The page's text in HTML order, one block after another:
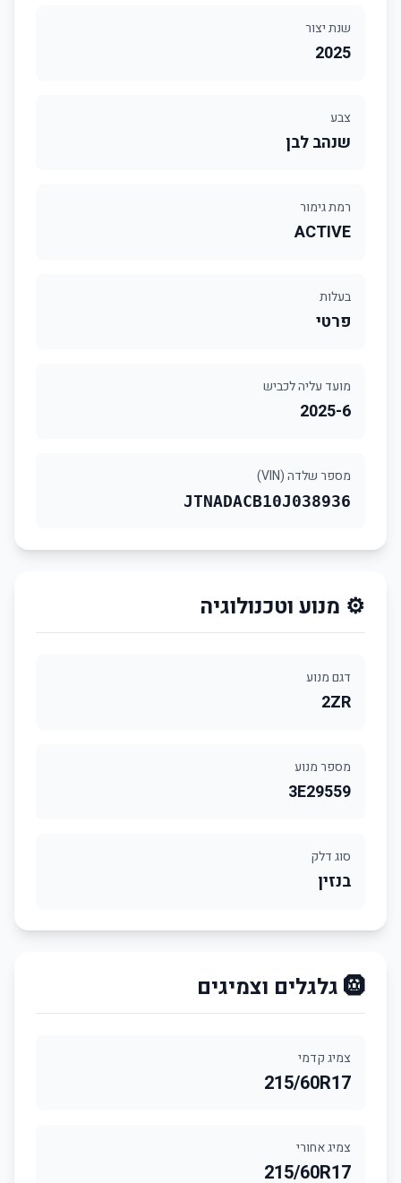
שנת יצור
2025
צבע
שנהב לבן
רמת גימור
ACTIVE
בעלות
פרטי
מועד עליה לכביש
2025-6
מספר שלדה (VIN)
JTNADACB10J038936
⚙️ מנוע וטכנולוגיה
דגם מנוע
2ZR
מספר מנוע
3E29559
סוג דלק
בנזין
🛞 גלגלים וצמיגים
צמיג קדמי
215/60R17
צמיג אחורי
215/60R17